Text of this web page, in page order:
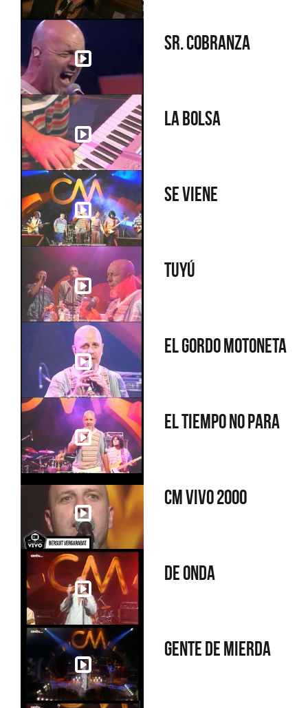
Sr. Cobranza
La bolsa
Se viene
Tuyú
El gordo Motoneta
El tiempo no para
CM Vivo 2000
De onda
Gente de mierda